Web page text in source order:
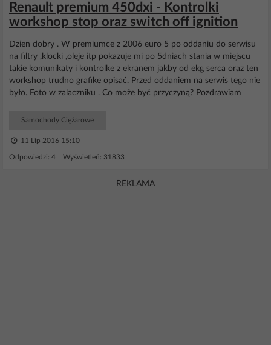
Renault premium 450dxi - Kontrolki
workshop stop oraz switch off ignition
Dzien dobry . W premiumce z 2006 euro 5 po oddaniu do serwisu
na filtry ,klocki ,oleje itp pokazuje mi po 5dniach stania w miejscu
takie komunikaty i kontrolke z ekranem jakby od ekg serca oraz ten
workshop trudno grafike opisać. Przed oddaniem na serwis tego nie
było. Foto w zalaczniku . Co może być przyczyną? Pozdrawiam
Samochody Ciężarowe
11 Lip 2016 15:10
Odpowiedzi: 4 Wyświetleń: 31833
REKLAMA